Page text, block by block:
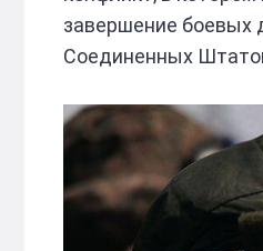
завершение боевых
Соединенных